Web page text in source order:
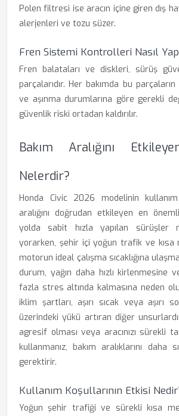
Polen filtresi ise aracın içine giren dış
alerjenleri ve tozu süzer.
Fren Sistemi Kontrolleri Nasıl
Fren balataları ve diskleri, sürüş
parçalarıdır. Her bakımda bu parçaların
ve aşınma durumlarına göre gerekli
güvenlik riski ortadan kaldırılır.
Bakım Aralığını
Nelerdir?
Honda Civic 2026 modelinin kullanım
aralığını doğrudan etkileyen en
yolda sabit hızla yapılan sürüşler
yorarken, şehir içi yoğun trafik ve
motorun ideal çalışma sıcaklığına
durum, yağın daha hızlı kirlenmesine
fazla stres altında kalmasına neden
iklim şartları, aşırı sıcak veya aşırı
üzerindeki yükü artıran diğer
agresif olması veya aracınızı sürekli
kullanmanız, bakım aralıklarını daha
gerektirir.
Kullanım Koşullarının Etkisi
Yoğun şehir trafiği ve sürekli kısa